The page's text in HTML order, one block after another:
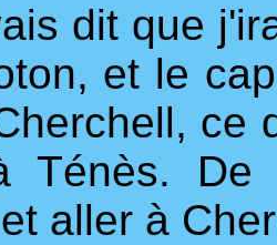
dit que
et le
ce
Ténès.
aller à